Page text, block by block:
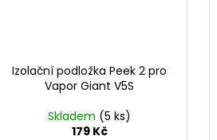
Izolační podložka Peek 2 pro
Vapor Giant V5S
Skladem (5 ks)
179 Kč